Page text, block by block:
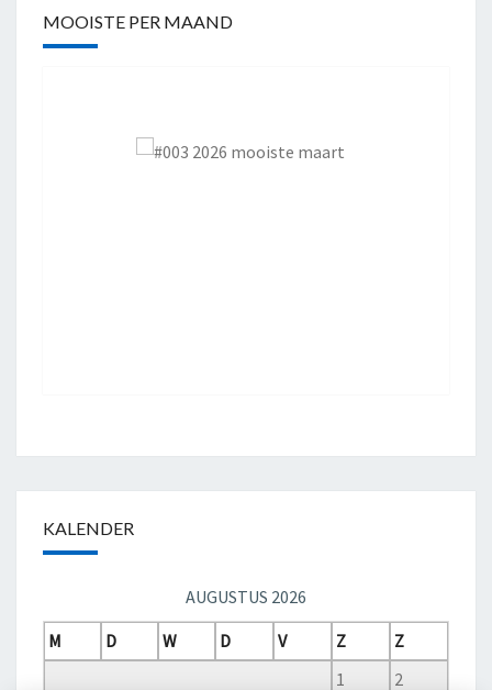
MOOISTE PER MAAND
KALENDER
AUGUSTUS 2026
M
D W D V Z
Z
1
2